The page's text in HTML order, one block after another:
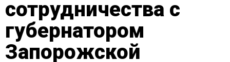
сотрудничества с
губернатором
Запорожской